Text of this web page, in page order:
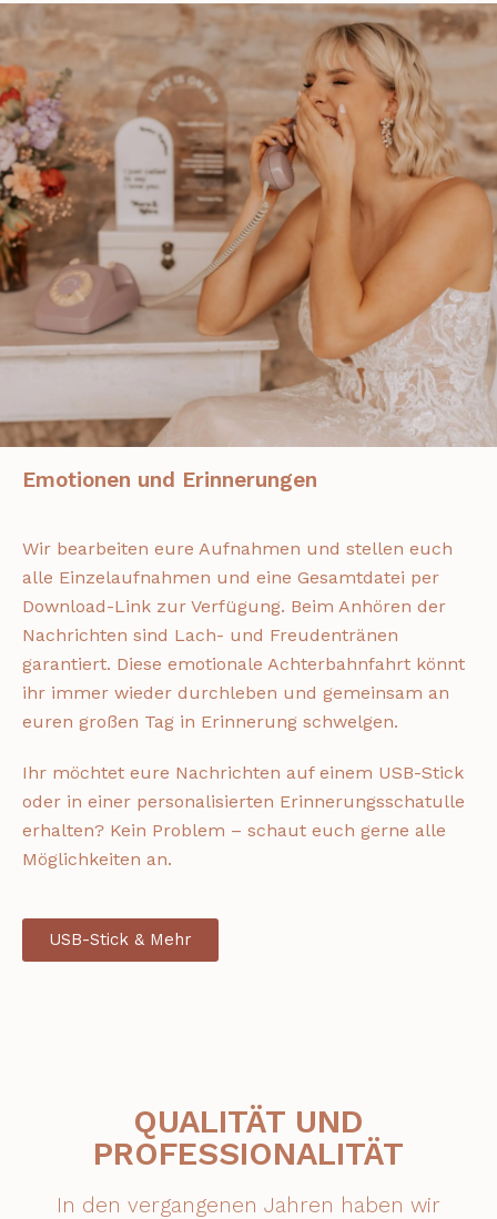
Emotionen und Erinnerungen
Wir bearbeiten eure Aufnahmen und stellen euch
alle Einzelaufnahmen und eine Gesamtdatei per
Download-Link zur Verfügung. Beim Anhören der
Nachrichten sind Lach- und Freudentränen
garantiert. Diese emotionale Achterbahnfahrt könnt
ihr immer wieder durchleben und gemeinsam an
euren großen Tag in Erinnerung schwelgen.
Ihr möchtet eure Nachrichten auf einem USB-Stick
oder in einer personalisierten Erinnerungsschatulle
erhalten? Kein Problem – schaut euch gerne alle
Möglichkeiten an.
USB-Stick & Mehr
QUALITÄT UND
PROFESSIONALITÄT
In den vergangenen Jahren haben wir